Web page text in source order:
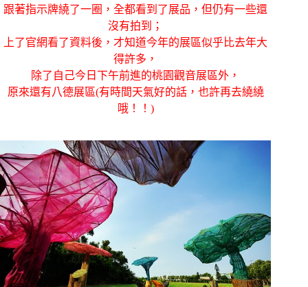
跟著指示牌繞了一圈，全都看到了展品，但仍有一些還
沒有拍到；
上了官網看了資料後，才知道今年的展區似乎比去年大
得許多，
除了自己今日下午前進的桃園觀音展區外，
原來還有八德展區(有時間天氣好的話，也許再去繞繞
哦！！)